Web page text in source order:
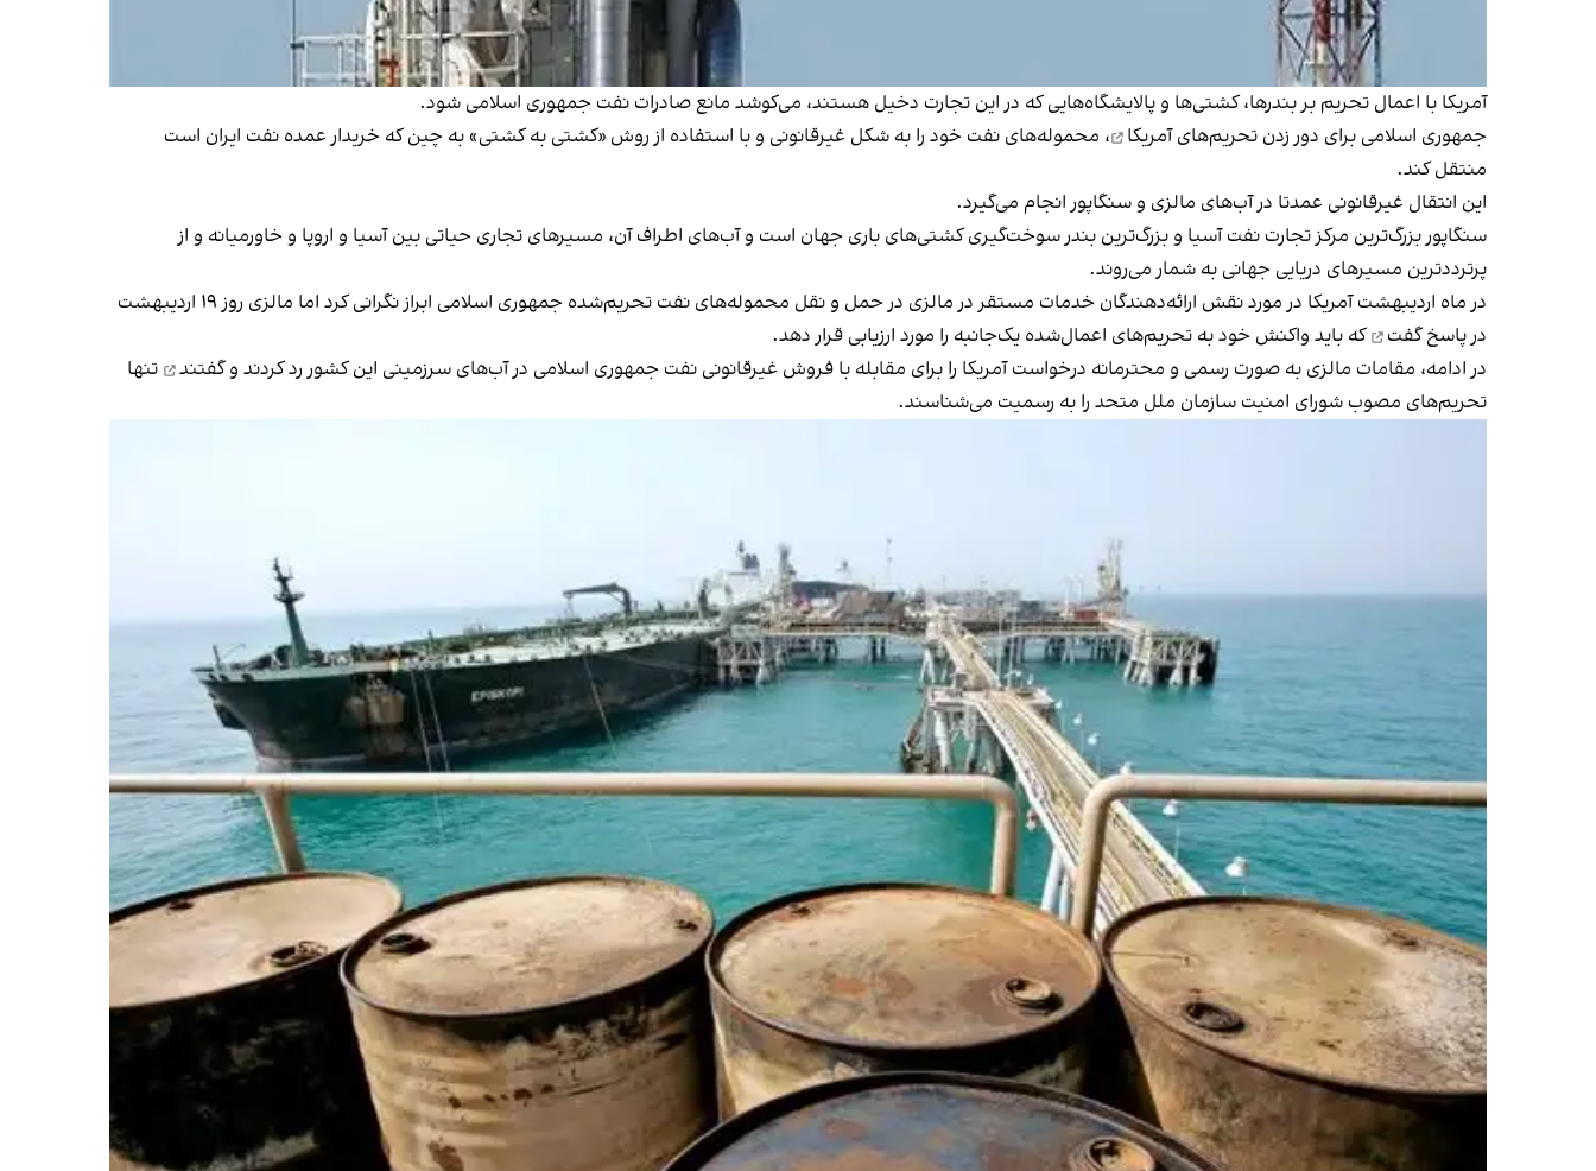
آمریکا با اعمال تحریم‌ بر بندرها، کشتی‌ها و پالایشگاه‌هایی که در این تجارت دخیل هستند، می‌کوشد مانع صادرات نفت جمهوری اسلامی شود.
جمهوری اسلامی برای دور زدن تحریم‌های آمریکا
،‌ محموله‌های نفت خود را به شکل غیرقانونی و با استفاده از روش «کشتی به کشتی» به چین که خریدار عمده نفت ایران است
منتقل کند.
این انتقال غیرقانونی عمدتا در آب‌های مالزی و سنگاپور انجام می‌گیرد.
سنگاپور بزرگ‌ترین مرکز تجارت نفت آسیا و بزرگ‌ترین بندر سوخت‌گیری کشتی‌های باری جهان است و آب‌های اطراف آن، مسیرهای تجاری حیاتی بین آسیا و اروپا و خاورمیانه و از
پرترددترین مسیرهای دریایی جهانی به شمار می‌روند.
در ماه اردیبهشت آمریکا در مورد نقش ارائه‌دهندگان خدمات مستقر در مالزی در حمل و نقل محموله‌های نفت تحریم‌شده جمهوری اسلامی ابراز نگرانی کرد اما مالزی روز ۱۹ اردیبهشت
در پاسخ گفت
که باید واکنش خود به تحریم‌های اعمال‌شده یک‌جانبه را مورد ارزیابی قرار دهد.
در ادامه، مقامات مالزی به صورت رسمی و محترمانه درخواست آمریکا را برای مقابله با فروش غیرقانونی نفت جمهوری اسلامی در آب‌های سرزمینی این کشور رد کردند و گفتند
تنها
تحریم‌های مصوب شورای امنیت سازمان ملل متحد را به رسمیت می‌شناسند.